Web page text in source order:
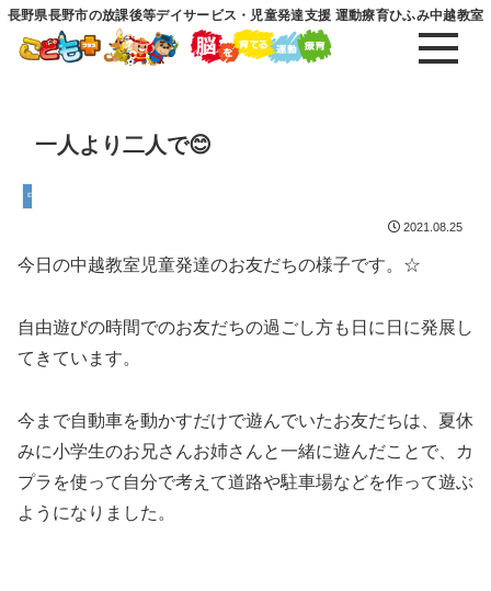
長野県長野市の放課後等デイサービス・児童発達支援 運動療育ひふみ中越教室
一人より二人で😊
中越教室
2021.08.25
今日の中越教室児童発達のお友だちの様子です。☆
自由遊びの時間でのお友だちの過ごし方も日に日に発展し
てきています。
今まで自動車を動かすだけで遊んでいたお友だちは、夏休
みに小学生のお兄さんお姉さんと一緒に遊んだことで、カ
プラを使って自分で考えて道路や駐車場などを作って遊ぶ
ようになりました。